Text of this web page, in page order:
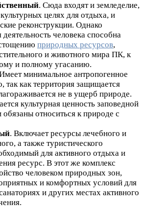
. Сюда входят и земледелие,
целях для отдыха, и
реконструкции. Однако
деятельность человека способна
природных ресурсов,
и животного мира ПК, к
и полному угасанию.
минимальное антропогенное
так как территория защищается
не в ущерб природе.
культурная ценность заповедной
относиться к природе с
. Включает ресурсы лечебного и
а также туристического
для активного отдыха и
ресурс. В этот же комплекс
человеком природных зон,
и комфортных условий для
и других местах активного